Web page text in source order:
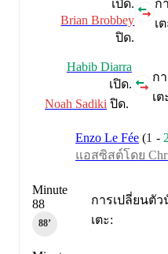
ก
เ
เปิด.
Brian Brobbey
ปิด.
ก
เต
Habib Diarra
เปิด.
Noah Sadiki ปิด.
Enzo Le Fée (1 -
แอสซิสต์โดย
การเปลี่ยนตัว
เตะ:
Minute
88
88‎’‎